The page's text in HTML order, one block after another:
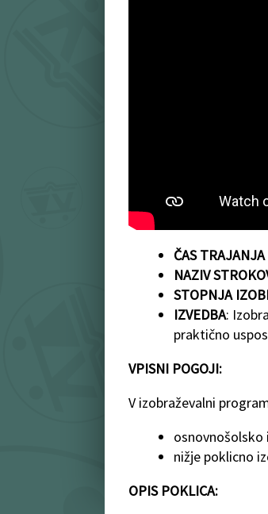
ČAS
NAZIV
STOPNJA
IZVEDBA:
praktično
VPISNI POGOJI:
V izobraževalni
osnovnošolsko
nižje poklicno
OPIS POKLICA: